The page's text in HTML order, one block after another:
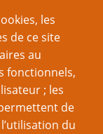
les
de ce site
au
fonctionnels,
; les
de
du